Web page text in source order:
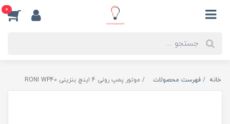
0
خانه فهرست محصولات موتور پمپ رونی 4 اینچ بنزینی RONI WP40